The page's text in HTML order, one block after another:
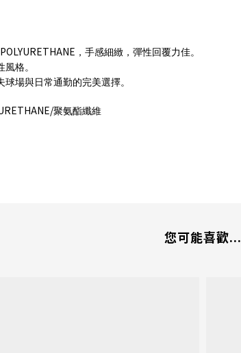
，手感細緻，彈性回覆力佳。
格。
場與日常通勤的完美選擇。
聚氨酯纖維
您可能喜歡...